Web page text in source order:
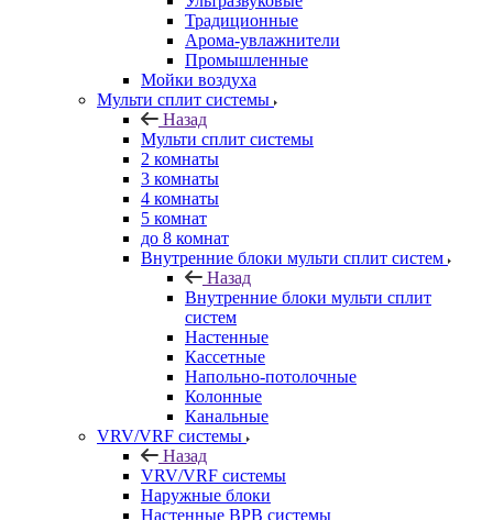
Традиционные
Арома-увлажнители
Промышленные
Мойки воздуха
Мульти сплит системы
Назад
Мульти сплит системы
2 комнаты
3 комнаты
4 комнаты
5 комнат
до 8 комнат
Внутренние блоки мульти сплит систем
Назад
Внутренние блоки мульти сплит
систем
Настенные
Кассетные
Напольно-потолочные
Колонные
Канальные
VRV/VRF системы
Назад
VRV/VRF системы
Наружные блоки
Настенные ВРВ системы